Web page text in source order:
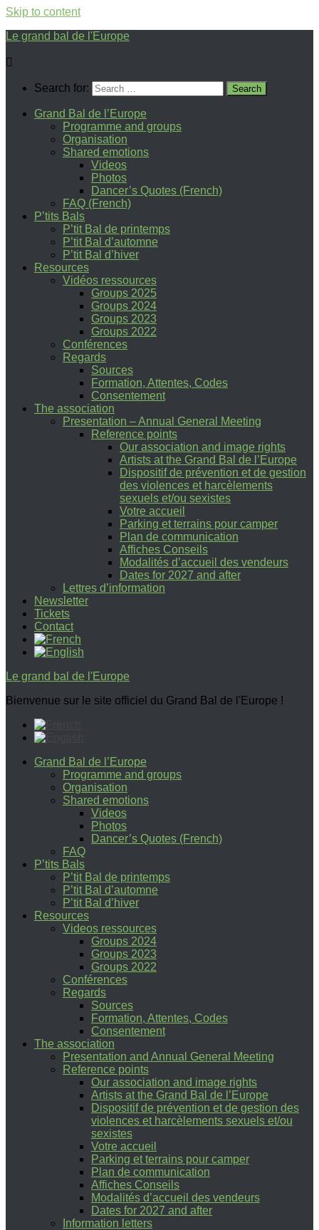
Skip to content
Le grand bal de l'Europe
Search for:
Grand Bal de l’Europe
Programme and groups
Organisation
Shared emotions
Videos
Photos
Dancer’s Quotes (French)
FAQ (French)
P’tits Bals
P’tit Bal de printemps
P’tit Bal d’automne
P’tit Bal d’hiver
Resources
Vidéos ressources
Groups 2025
Groups 2024
Groups 2023
Groups 2022
Conférences
Regards
Sources
Formation, Attentes, Codes
Consentement
The association
Presentation – Annual General Meeting
Reference points
Our association and image rights
Artists at the Grand Bal de l’Europe
Dispositif de prévention et de gestion
des violences et harcèlements
sexuels et/ou sexistes
Votre accueil
Parking et terrains pour camper
Plan de communication
Affiches Conseils
Modalités d’accueil des vendeurs
Dates for 2027 and after
Lettres d’information
Newsletter
Tickets
Contact
Le grand bal de l'Europe
Bienvenue sur le site officiel du Grand Bal de l'Europe !
Grand Bal de l’Europe
Programme and groups
Organisation
Shared emotions
Videos
Photos
Dancer’s Quotes (French)
FAQ
P’tits Bals
P’tit Bal de printemps
P’tit Bal d’automne
P’tit Bal d’hiver
Resources
Videos ressources
Groups 2024
Groups 2023
Groups 2022
Conférences
Regards
Sources
Formation, Attentes, Codes
Consentement
The association
Presentation and Annual General Meeting
Reference points
Our association and image rights
Artists at the Grand Bal de l’Europe
Dispositif de prévention et de gestion des
violences et harcèlements sexuels et/ou
sexistes
Votre accueil
Parking et terrains pour camper
Plan de communication
Affiches Conseils
Modalités d’accueil des vendeurs
Dates for 2027 and after
Information letters